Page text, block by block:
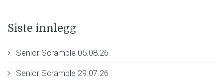
Siste innlegg
Senior Scramble 05.08.26
Senior Scramble 29.07.26